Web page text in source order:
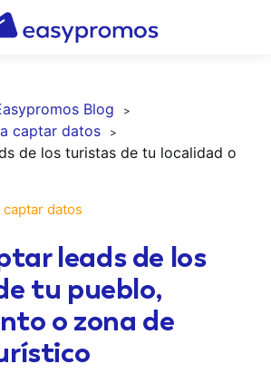
Blog
captar datos
de los turistas de tu localidad o
datos
leads de los
tu pueblo,
o zona de